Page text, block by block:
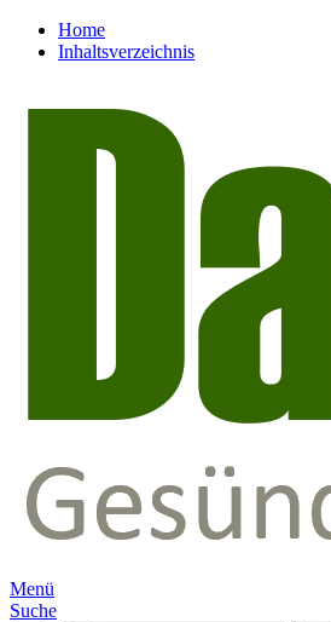
Home
Inhaltsverzeichnis
Menü
Suche